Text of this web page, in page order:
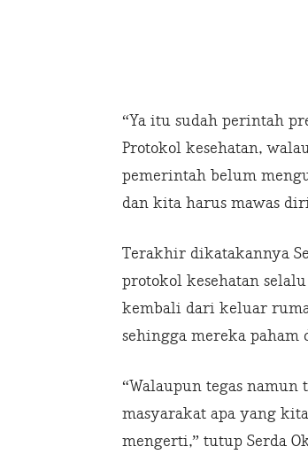
“Ya itu sudah perintah
Protokol kesehatan,
pemerintah belum
dan kita harus mawas
Terakhir dikatakannya
protokol kesehatan
kembali dari keluar
sehingga mereka
“Walaupun tegas
masyarakat apa yang
mengerti,” tutup Serda